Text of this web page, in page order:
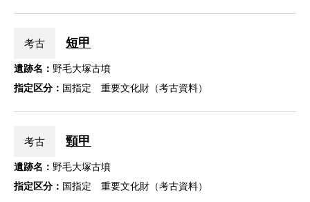
考古 短甲
遺跡名： 野毛大塚古墳
指定区分： 国指定 重要文化財（考古資料）
考古 頸甲
遺跡名： 野毛大塚古墳
指定区分： 国指定 重要文化財（考古資料）